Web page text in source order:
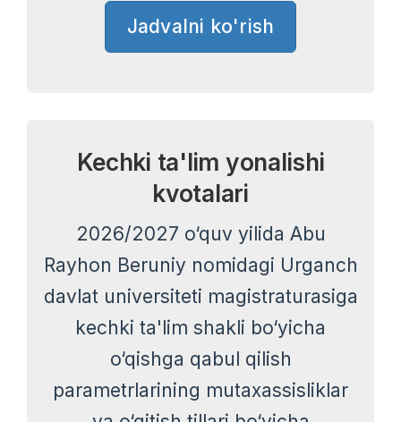
Jadvalni ko'rish
Kechki ta'lim yonalishi
kvotalari
2026/2027 o‘quv yilida Abu
Rayhon Beruniy nomidagi Urganch
davlat universiteti magistraturasiga
kechki ta'lim shakli bo‘yicha
o‘qishga qabul qilish
parametrlarining mutaxassisliklar